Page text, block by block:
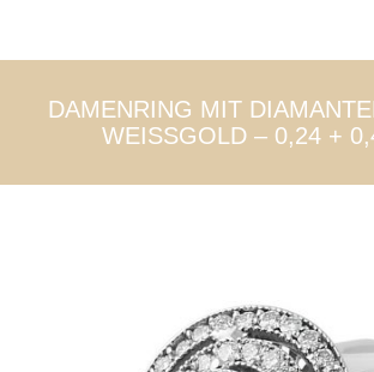
DAMENRING MIT
WEISSGOLD – 0,24 +